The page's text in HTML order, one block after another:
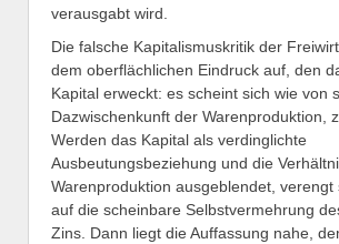
verausgabt wird.
Die falsche Kapitalismuskritik der
dem oberflächlichen Eindruck auf, den
Kapital erweckt: es scheint sich wie von
Dazwischenkunft der Warenproduktion,
Werden das Kapital als verdinglichte
Ausbeutungsbeziehung und die
Warenproduktion ausgeblendet, verengt
auf die scheinbare Selbstvermehrung
Zins. Dann liegt die Auffassung nahe,